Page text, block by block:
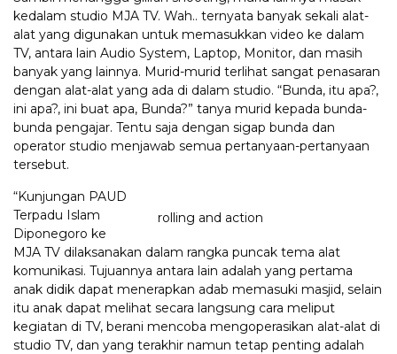
kedalam studio MJA TV. Wah.. ternyata banyak sekali alat-
alat yang digunakan untuk memasukkan video ke dalam
TV, antara lain Audio System, Laptop, Monitor, dan masih
banyak yang lainnya. Murid-murid terlihat sangat penasaran
dengan alat-alat yang ada di dalam studio. “Bunda, itu apa?,
ini apa?, ini buat apa, Bunda?” tanya murid kepada bunda-
bunda pengajar. Tentu saja dengan sigap bunda dan
operator studio menjawab semua pertanyaan-pertanyaan
tersebut.
rolling and action
“Kunjungan PAUD
Terpadu Islam
Diponegoro ke
MJA TV dilaksanakan dalam rangka puncak tema alat
komunikasi. Tujuannya antara lain adalah yang pertama
anak didik dapat menerapkan adab memasuki masjid, selain
itu anak dapat melihat secara langsung cara meliput
kegiatan di TV, berani mencoba mengoperasikan alat-alat di
studio TV, dan yang terakhir namun tetap penting adalah